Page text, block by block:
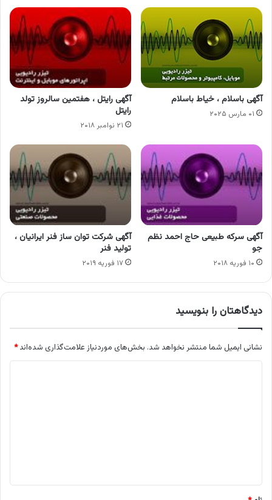
آگهی باسلام ، خیاط باسلام
۰۱ مارس ۲۰۲۵
آگهی رایتل ، هفتمین سالروز تولد
رایتل
۲۱ نوامبر ۲۰۱۸
آگهی سرکه طبیعی حاج احمد نظم
جو
۱۰ فوریه ۲۰۱۸
آگهی شرکت توان ساز فنر ایرانیان ،
تولید فنر
۱۷ فوریه ۲۰۱۹
دیدگاهتان را بنویسید
نشانی ایمیل شما منتشر نخواهد شد. بخش‌های موردنیاز علامت‌گذاری شده‌اند*